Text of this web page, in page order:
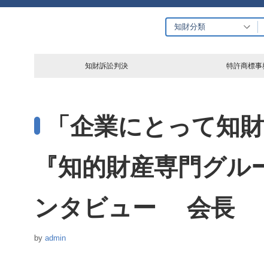
ス
知財分類
知財訴訟判決 特許商標事
「企業にとって知
『知的財産専門グ
ンタビュー 会長
by admin